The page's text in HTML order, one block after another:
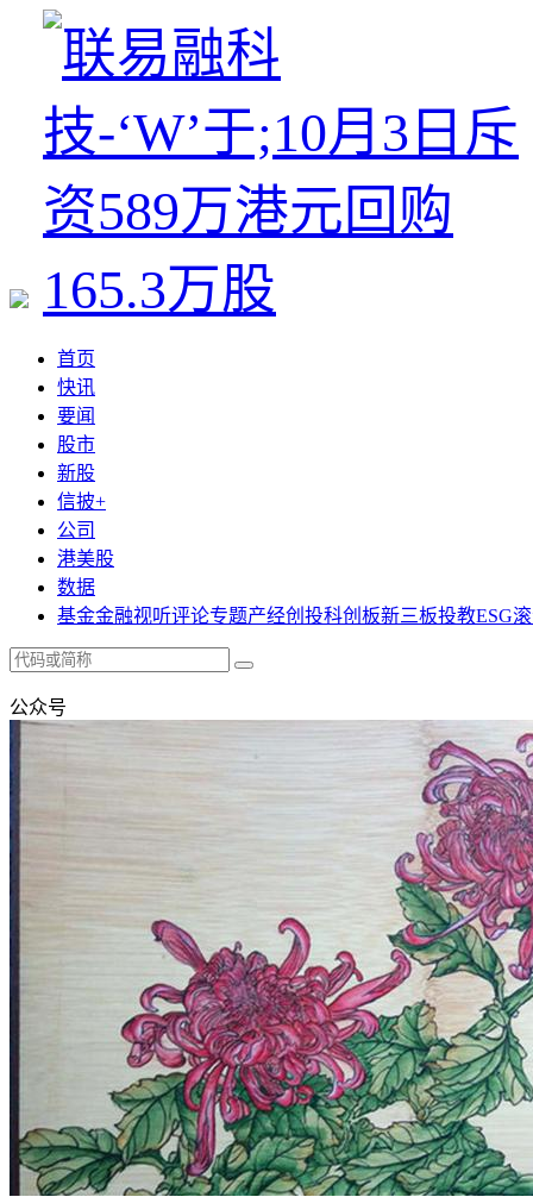
首页
快讯
要闻
股市
新股
信披+
公司
港美股
数据
基金金融视听评论专题产经创投科创板新三板投教ESG
公众号